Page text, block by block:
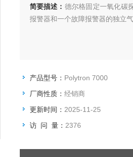
简要描述： 德尔格固定一氧化碳
报警器和一个故障报警器的独立
产品型号： Polytron 7000
厂商性质： 经销商
更新时间： 2025-11-25
访 问 量： 2376